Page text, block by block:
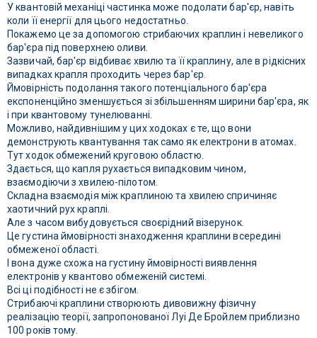
У квантовій механіці частинка може подолати бар'єр, навіть
коли її енергії для цього недостатньо.
Покажемо це за допомогою стрибаючих краплин і невеликого
бар'єра під поверхнею оливи.
Зазвичай, бар'єр відбиває хвилю та її краплину, але в рідкісних
випадках крапля проходить через бар'єр.
Ймовірність подолання такого потенціального бар'єра
експоненційно зменшується зі збільшенням ширини бар'єра, як
і при квантовому тунелюванні.
Можливо, найдивнішим у цих ходоках є те, що вони
демонструють квантування так само як електрони в атомах.
Тут ходок обмежений круговою областю.
Здається, що капля рухається випадковим чином,
взаємодіючи з хвилею-пілотом.
Складна взаємодія між краплиною та хвилею спричиняє
хаотичний рух краплі.
Але з часом вибудовується своєрідний візерунок.
Це густина ймовірності знаходження краплини всередині
обмеженої області.
І вона дуже схожа на густину ймовірності виявлення
електронів у квантово обмеженій системі.
Всі ці подібності не є збігом.
Стрибаючі краплини створюють дивовижну фізичну
реалізацію теорії, запропонованої Луі Де Бройлем приблизно
100 років тому.